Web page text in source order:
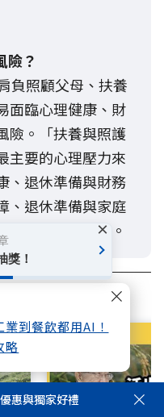
到餐飲都用AI！
略
險？
負照顧父母、扶養
面臨心理健康、財
險。「扶養與照護
主要的心理壓力來
、退休準備與財務
、退休準備與家庭
人生風險的韌性。
惠與獨家好禮
獎！
×